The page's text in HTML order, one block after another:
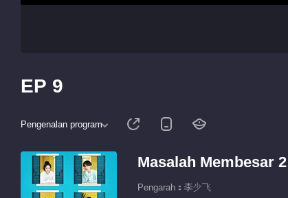
EP 9
Pengenalan program
Masalah Membesar 2
Pengarah：李少飞